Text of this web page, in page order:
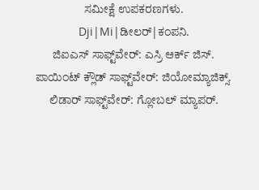
ಸಮೀಕ್ಷೆ ಉಪಕರಣಗಳು.
Dji|Mi|ಡೀಲರ್|ಕಂಪನಿ.
ಜಿಐಎಸ್ ಸಾಫ್ಟ್‌ವೇರ್: ಎಸ್ರಿ ಆರ್ಕ್ ಜಿಸ್.
ಪಾಯಿಂಟ್ ಕ್ಲೌಡ್ ಸಾಫ್ಟ್‌ವೇರ್: ಜಿಯೋಮ್ಯಾಜಿಕ್ಸ್.
ಲಿಡಾರ್ ಸಾಫ್ಟ್‌ವೇರ್: ಗ್ಲೋಬಲ್ ಮ್ಯಾಪರ್.